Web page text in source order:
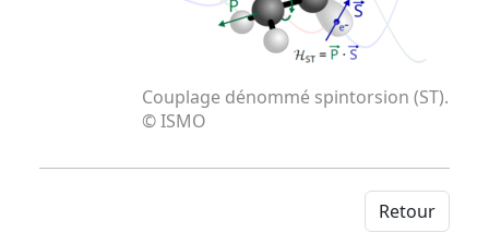
Couplage dénommé spintorsion (ST).
© ISMO
Retour